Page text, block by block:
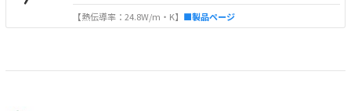
【熱伝導率：24.8W/m・K】 ■製品ページ